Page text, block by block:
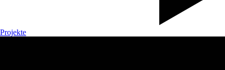
Projekte